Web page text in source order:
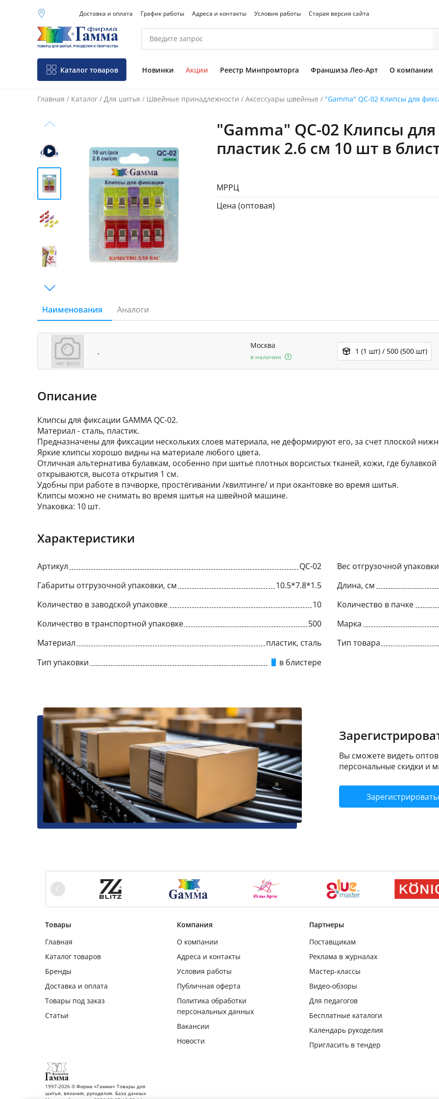
Москва (основной
склад)
Санкт-Петербург
Нижний Новгород
Доставка и оплата График работы Адреса и контакты Условия работы Старая версия сайта
Каталог товаров Новинки Акции Реестр Минпромторга Франшиза Лео-Арт О компании
Главная / Каталог / Для шитья / Швейные принадлежности / Аксессуары швейные / "Gamma" QC-02 Клипсы для
Фото товара
"Gamma" QC-02 Клипсы
пластик 2.6 см 10 шт в
МРРЦ
Цена (оптовая)
Наименования Аналоги
.
Москва
в наличии
1 (1 шт) / 500 (500 шт)
Описание
Клипсы для фиксации GAMMA QC-02.
Материал - сталь, пластик.
Предназначены для фиксации нескольких слоев материала, не деформируют его, за счет плоской
Яркие клипсы хорошо видны на материале любого цвета.
Отличная альтернатива булавкам, особенно при шитье плотных ворсистых тканей, кожи, где
открываются, высота открытия 1 см.
Удобны при работе в пэчворке, простёгивании /квилтинге/ и при окантовке во время шитья.
Клипсы можно не снимать во время шитья на швейной машине.
Упаковка: 10 шт.
Характеристики
Артикул QC-02 Вес отгрузочной
Габариты отгрузочной упаковки, см
10.5*7.8*1.5 Длина, см
Количество в заводской упаковке
10 Количество в пачке
Количество в транспортной упаковке
500 Марка
Материал
пластик, сталь Тип товара
Тип упаковки
в блистере
Вы сможете видеть
персональные скидки и
Товары
Главная
Каталог товаров
Бренды
Доставка и оплата
Товары под заказ
Статьи
Компания
О компании
Адреса и контакты
Условия работы
Публичная оферта
Политика обработки
персональных данных
Вакансии
Новости
Партнеры
Поставщикам
Реклама в журналах
Мастер-классы
Видео-обзоры
Для педагогов
Бесплатные каталоги
Календарь рукоделия
Пригласить в тендер
1997-2026 © Фирма «Гамма» Товары для
шитья, вязания, рукоделия. База данных